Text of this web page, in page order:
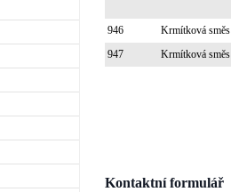
946
Krmítková
947
Krmítková
Kontaktní formulář